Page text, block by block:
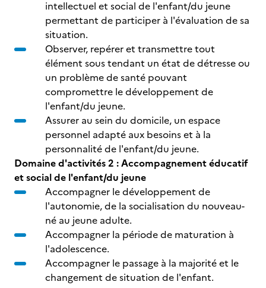
intellectuel et social de l'enfant/du jeune
permettant de participer à l'évaluation de sa
situation.
Observer, repérer et transmettre tout
élément sous tendant un état de détresse ou
un problème de santé pouvant
compromettre le développement de
l'enfant/du jeune.
Assurer au sein du domicile, un espace
personnel adapté aux besoins et à la
personnalité de l'enfant/du jeune.
Domaine d'activités 2 : Accompagnement éducatif
et social de l'enfant/du jeune
Accompagner le développement de
l'autonomie, de la socialisation du nouveau-
né au jeune adulte.
Accompagner la période de maturation à
l'adolescence.
Accompagner le passage à la majorité et le
changement de situation de l'enfant.